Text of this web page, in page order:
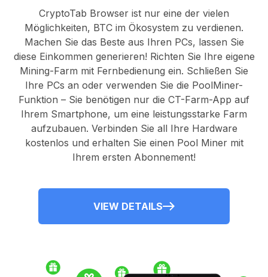
CryptoTab Browser ist nur eine der vielen
Möglichkeiten, BTC im Ökosystem zu verdienen.
Machen Sie das Beste aus Ihren PCs, lassen Sie
diese Einkommen generieren! Richten Sie Ihre eigene
Mining-Farm mit Fernbedienung ein. Schließen Sie
Ihre PCs an oder verwenden Sie die PoolMiner-
Funktion – Sie benötigen nur die CT-Farm-App auf
Ihrem Smartphone, um eine leistungsstarke Farm
aufzubauen. Verbinden Sie all Ihre Hardware
kostenlos und erhalten Sie einen Pool Minermit
Ihrem ersten Abonnement!
VIEW DETAILS